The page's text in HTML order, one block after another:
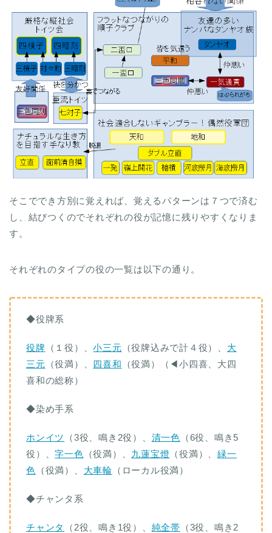
そこででき方別に覚えれば、覚えるパターンは７つで済む
し、結びつくのでそれぞれの役が記憶に残りやすくなりま
す。
それぞれのタイプの役の一覧は以下の通り。
◆役牌系
役牌 （１役）、小三元 （役牌込みで計４役）、 大
三元 （役満）、 四喜和 （役満）（◀︎小四喜、大四
喜和の総称）
◆染め手系
ホンイツ （3役、鳴き2役）、 清一色 （6役、鳴き5
役）、字一色 （役満）、 九蓮宝燈 （役満）、緑一
色 （役満）、 大車輪 （ローカル役満）
◆チャンタ系
チャンタ （2役、鳴き1役）、 純全帯 （3役、鳴き2